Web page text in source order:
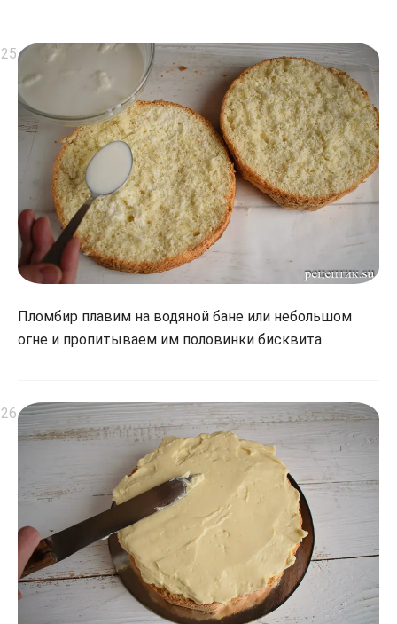
Пломбир плавим на водяной бане или небольшом
огне и пропитываем им половинки бисквита.